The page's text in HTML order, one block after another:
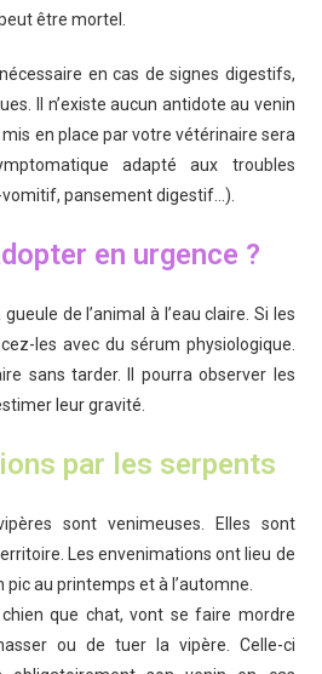
être mortel.
en cas de signes digestifs,
Il n’existe aucun antidote au venin
en place par votre vétérinaire sera
adapté aux troubles
pansement digestif…).
en urgence ?
de l’animal à l’eau claire. Si les
les avec du sérum physiologique.
sans tarder. Il pourra observer les
leur gravité.
par les serpents
sont venimeuses. Elles sont
Les envenimations ont lieu de
au printemps et à l’automne.
que chat, vont se faire mordre
ou de tuer la vipère. Celle-ci